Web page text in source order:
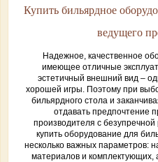
Купить бильярдное
ведущего
Надежное, качественное
имеющее отличные
эстетичный внешний вид –
хорошей игры. Поэтому при
бильярдного стола и
отдавать предпочтение
производителя с
купить оборудование для
несколько важных параметров:
материалов и комплектующих,